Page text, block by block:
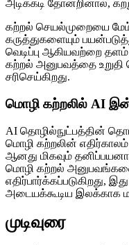
அடிக்கடி தோன்றினால்,
கற்றல் செயல்முறையை
கருத்துகளையும்
வெடிப்பு ஆகியவற்றை தளம்
கற்றல் அனுபவத்தை
சரிசெய்கிறது.
மொழி கற்றலில் AI
AI தொழில்நுட்பத்தின்
மொழி கற்றலின் எதிர்காலம்
ஆனது மிகவும்
மொழி கற்றல்
எதிர்பார்க்கப்படுகிறது,
அடையக்கூடிய இலக்காக
முடிவுரை